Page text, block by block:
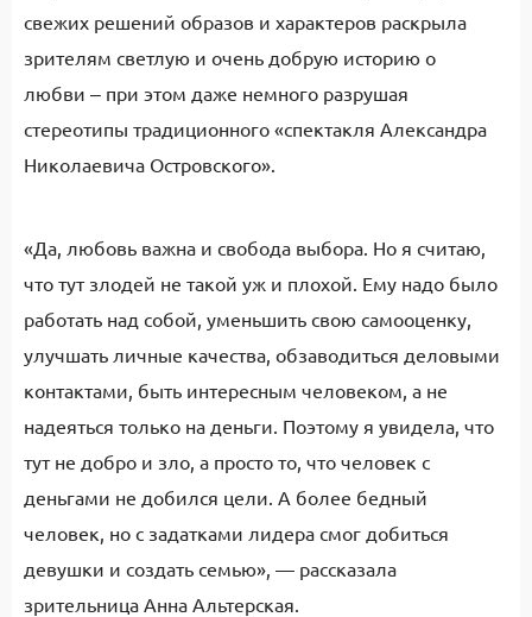
свежих решений образов и характеров раскрыла
зрителям светлую и очень добрую историю о
любви ‒ при этом даже немного разрушая
стереотипы традиционного «спектакля Александра
Николаевича Островского».
«Да, любовь важна и свобода выбора. Но я считаю,
что тут злодей не такой уж и плохой. Ему надо было
работать над собой, уменьшить свою самооценку,
улучшать личные качества, обзаводиться деловыми
контактами, быть интересным человеком, а не
надеяться только на деньги. Поэтому я увидела, что
тут не добро и зло, а просто то, что человек с
деньгами не добился цели. А более бедный
человек, но с задатками лидера смог добиться
девушки и создать семью», — рассказала
зрительница Анна Альтерская.